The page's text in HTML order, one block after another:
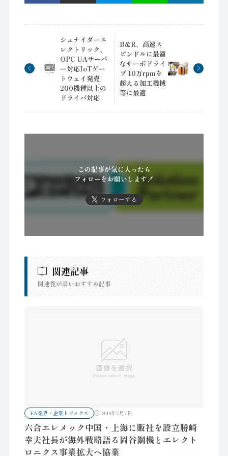
シュナイダーエ
レクトリック、
OPC UAサーバ
ー対応IoTゲー
トウェイ発売
200機種以上の
ドライバ対応
B&R、高速ス
ピンドルに最適
なサーボドライ
ブ 10万rpmを
超える加工機械
等に最適
この記事が気に入ったら
フォローをお願いします！
フォローする
関連記事
関連性が高いおすすめ記事
FA業界・企業トピックス 2010年7月7日
六合エレメック中国・上海に販社を設立勝崎
幸夫社長が海外戦略語る岡谷鋼機とエレクト
ロニクス事業拡大へ協業